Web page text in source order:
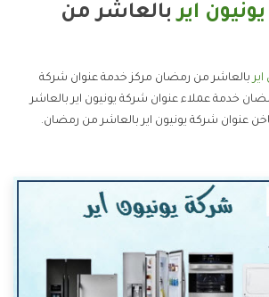
يونيون ايربالعاشر من
بالعاشر من رمضان مركز خدمة عنوان شركة
خدمة عملاء عنوان شركة يونيون اير بالعاشر
عنوان شركة يونيون اير بالعاشر من رمضان.